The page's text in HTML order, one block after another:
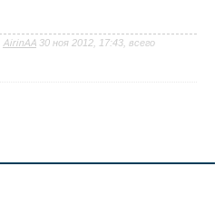
AirinAA 30 ноя 2012, 17:43, всего